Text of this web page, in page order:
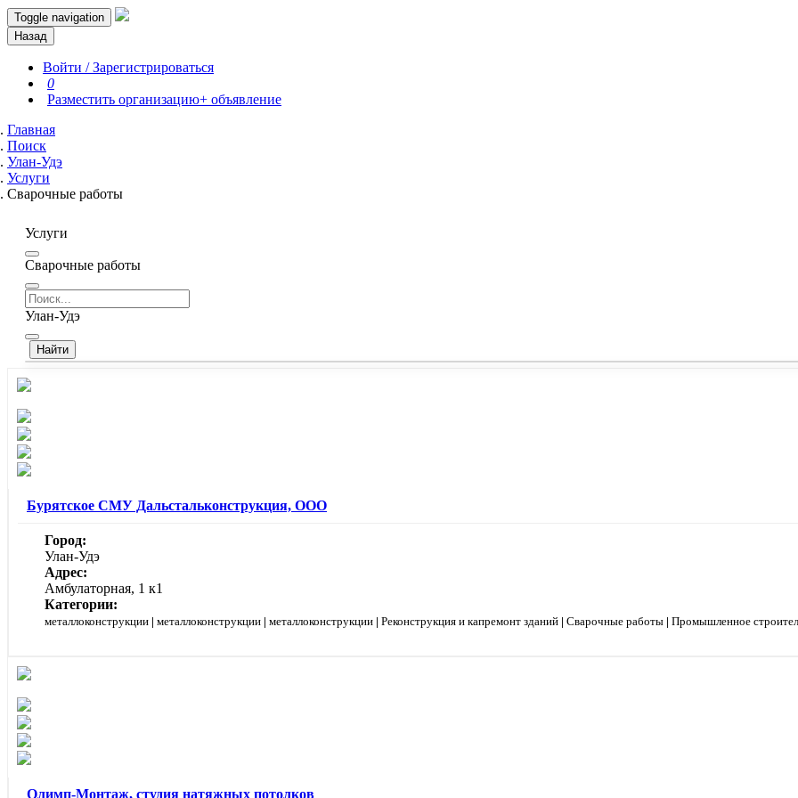
Toggle navigation
Назад
Войти / Зарегистрироваться
0
Разместить организацию+ объявление
Главная
Поиск
Улан-Удэ
Услуги
Сварочные работы
Услуги
Сварочные работы
Улан-Удэ
Найти
Бурятское СМУ Дальстальконструкция, ООО
Город:
Улан-Удэ
Адрес:
Амбулаторная, 1 к1
Категории:
металлоконструкции | металлоконструкции | металлоконструкции | Реконструкция и капремонт зданий | Сварочные работы | Промышленное
Олимп-Монтаж, студия натяжных потолков